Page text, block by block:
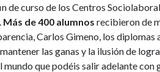
de curso de los Centros
Más de400 alumnos recibieron de
Carlos Gimeno, los diplomas
las ganas y la ilusión de
que podéis salir adelante con